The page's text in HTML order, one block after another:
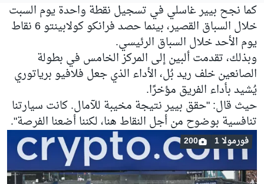
كما نجح بيير غاسلي في تسجيل نقطة واحدة يوم السبت
خلال السباق القصير، بينما حصد فرانكو كولابينتو 6 نقاط
يوم الأحد خلال السباق الرئيسي.
وبذلك، تقدمت ألبين إلى المركز الخامس في بطولة
الصانعين خلف ريد بُل، الأداء الذي جعل فلافيو برياتوري
يُشيد بأداء الفريق مؤخرًا.
حيث قال: "حقق بيير نتيجة مخيبة للآمال. كانت سيارتنا
تنافسية بوضوح من أجل النقاط هنا، لكننا أضعنا الفرصة".
فورمولا 1 200